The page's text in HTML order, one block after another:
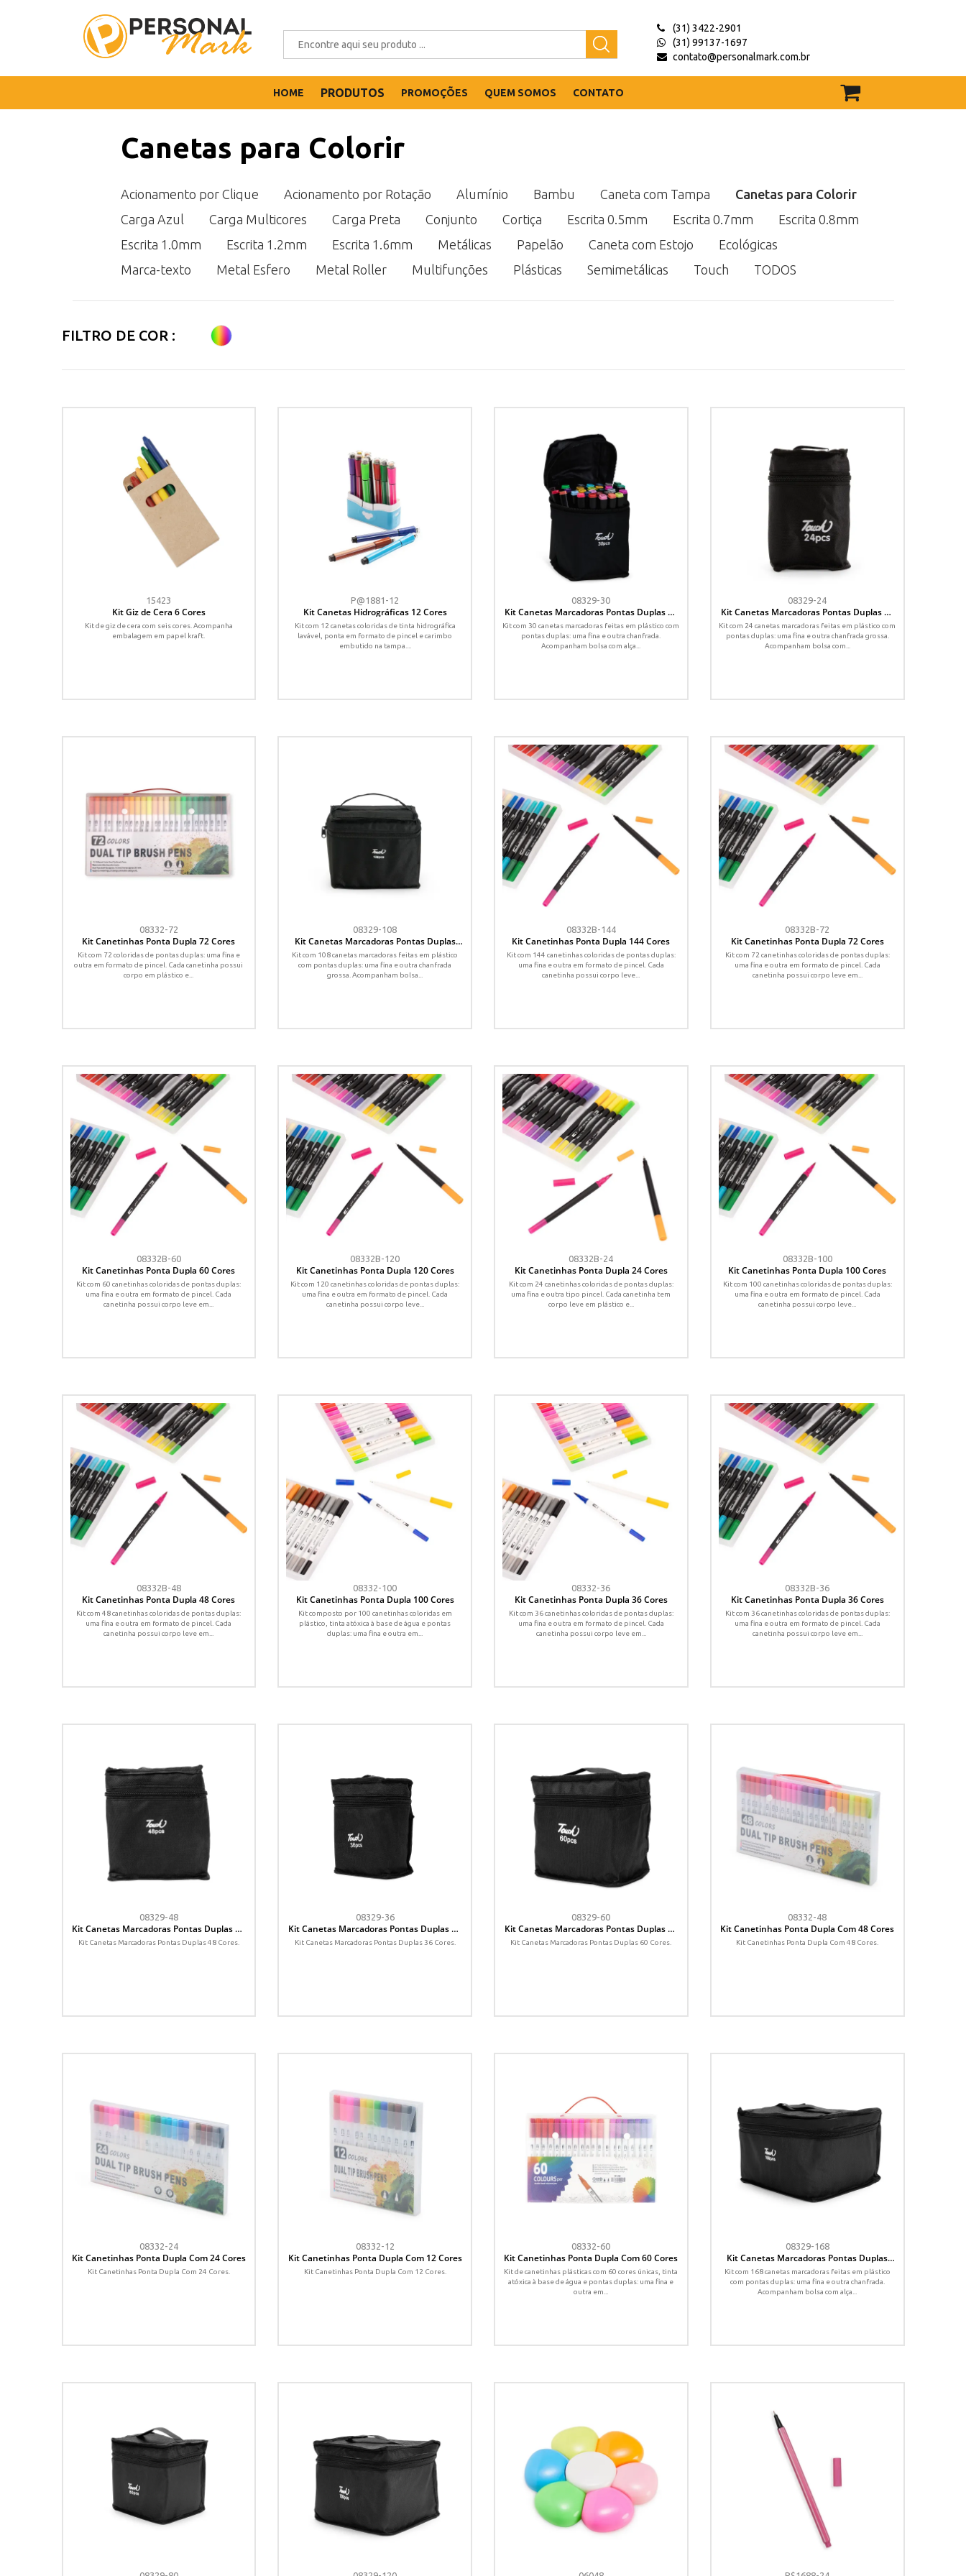
(31) 3422-2901
(31) 99137-1697
contato@personalmark.com.br
HOME PRODUTOS PROMOÇÕES QUEM SOMOS CONTATO
Canetas para Colorir
Acionamento por Clique Acionamento por Rotação Alumínio Bambu Caneta com Tampa
Canetas para Colorir
Carga Azul
Carga Multicores Carga Preta Conjunto Cortiça Escrita 0.5mm Escrita 0.7mm
Escrita 0.8mm
Escrita 1.0mm
Escrita 1.2mm Escrita 1.6mm Metálicas Papelão Caneta com Estojo
Ecológicas
Marca-texto
Metal Esfero Metal Roller Multifunções Plásticas Semimetálicas Touch TODOS
FILTRO DE COR :
15423
Kit Giz de Cera 6 Cores
Kit de giz de cera com seis cores. Acompanha
embalagem em papel kraft.
P@1881-12
Kit Canetas Hidrográficas 12 Cores
Kit com 12 canetas coloridas de tinta hidrográfica
lavável, ponta em formato de pincel e carimbo
embutido na tampa....
08329-30
Kit Canetas Marcadoras Pontas Duplas 30
Cores
Kit com 30 canetas marcadoras feitas em plástico com
pontas duplas: uma fina e outra chanfrada.
Acompanham bolsa com alça...
08329-24
Kit Canetas Marcadoras Pontas Duplas 24
Cores
Kit com 24 canetas marcadoras feitas em plástico com
pontas duplas: uma fina e outra chanfrada grossa.
Acompanham bolsa com...
08332-72
Kit Canetinhas Ponta Dupla 72 Cores
Kit com 72 coloridas de pontas duplas: uma fina e
outra em formato de pincel. Cada canetinha possui
corpo em plástico e...
08329-108
Kit Canetas Marcadoras Pontas Duplas
108 Cores
Kit com 108 canetas marcadoras feitas em plástico
com pontas duplas: uma fina e outra chanfrada
grossa. Acompanham bolsa...
08332B-144
Kit Canetinhas Ponta Dupla 144 Cores
Kit com 144 canetinhas coloridas de pontas duplas:
uma fina e outra em formato de pincel. Cada
canetinha possui corpo leve...
08332B-72
Kit Canetinhas Ponta Dupla 72 Cores
Kit com 72 canetinhas coloridas de pontas duplas:
uma fina e outra em formato de pincel. Cada
canetinha possui corpo leve em...
08332B-60
Kit Canetinhas Ponta Dupla 60 Cores
Kit com 60 canetinhas coloridas de pontas duplas:
uma fina e outra em formato de pincel. Cada
canetinha possui corpo leve em...
08332B-120
Kit Canetinhas Ponta Dupla 120 Cores
Kit com 120 canetinhas coloridas de pontas duplas:
uma fina e outra em formato de pincel. Cada
canetinha possui corpo leve...
08332B-24
Kit Canetinhas Ponta Dupla 24 Cores
Kit com 24 canetinhas coloridas de pontas duplas:
uma fina e outra tipo pincel. Cada canetinha tem
corpo leve em plástico e...
08332B-100
Kit Canetinhas Ponta Dupla 100 Cores
Kit com 100 canetinhas coloridas de pontas duplas:
uma fina e outra em formato de pincel. Cada
canetinha possui corpo leve...
08332B-48
Kit Canetinhas Ponta Dupla 48 Cores
Kit com 48 canetinhas coloridas de pontas duplas:
uma fina e outra em formato de pincel. Cada
canetinha possui corpo leve em...
08332-100
Kit Canetinhas Ponta Dupla 100 Cores
Kit composto por 100 canetinhas coloridas em
plástico, tinta atóxica à base de água e pontas
duplas: uma fina e outra em...
08332-36
Kit Canetinhas Ponta Dupla 36 Cores
Kit com 36 canetinhas coloridas de pontas duplas:
uma fina e outra em formato de pincel. Cada
canetinha possui corpo leve em...
08332B-36
Kit Canetinhas Ponta Dupla 36 Cores
Kit com 36 canetinhas coloridas de pontas duplas:
uma fina e outra em formato de pincel. Cada
canetinha possui corpo leve em...
08329-48
Kit Canetas Marcadoras Pontas Duplas 48
Cores
Kit Canetas Marcadoras Pontas Duplas 48 Cores.
08329-36
Kit Canetas Marcadoras Pontas Duplas 36
Cores
Kit Canetas Marcadoras Pontas Duplas 36 Cores.
08329-60
Kit Canetas Marcadoras Pontas Duplas 60
Cores
Kit Canetas Marcadoras Pontas Duplas 60 Cores.
08332-48
Kit Canetinhas Ponta Dupla Com 48 Cores
Kit Canetinhas Ponta Dupla Com 48 Cores.
08332-24
Kit Canetinhas Ponta Dupla Com 24 Cores
Kit Canetinhas Ponta Dupla Com 24 Cores.
08332-12
Kit Canetinhas Ponta Dupla Com 12 Cores
Kit Canetinhas Ponta Dupla Com 12 Cores.
08332-60
Kit Canetinhas Ponta Dupla Com 60 Cores
Kit de canetinhas plásticas com 60 cores únicas, tinta
atóxica à base de água e pontas duplas: uma fina e
outra em...
08329-168
Kit Canetas Marcadoras Pontas Duplas
com 168 Cores
Kit com 168 canetas marcadoras feitas em plástico
com pontas duplas: uma fina e outra chanfrada.
Acompanham bolsa com alça...